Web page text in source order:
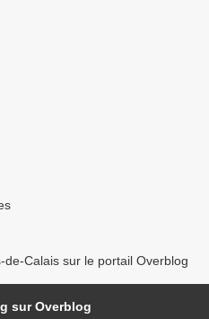
de-Calais sur le portail Overblog
sur Overblog